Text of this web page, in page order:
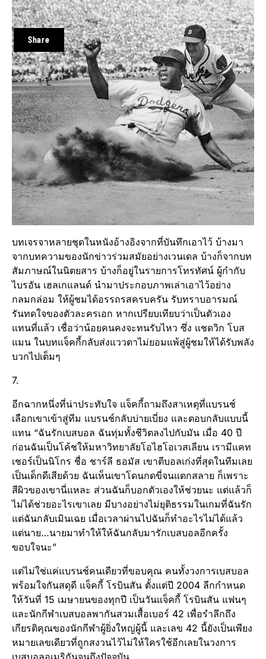
Share
บทเจรจาหลายชุดในหนังอ้างอิงจากที่บันทึกเอาไว้ บ้างมา
จากบทความของนักข่าวร่วมสมัยอย่างเวนเดล บ้างก็จากบท
สัมภาษณ์ในนิตยสาร บ้างก็อยู่ในรายการโทรทัศน์ ผู้กำกับ
ไบรอัน เฮลเกแลนด์ นำมาประกอบภาพเล่าเอาไว้อย่าง
กลมกล่อม ให้ผู้ชมได้อรรถรสครบครัน รับทราบอารมณ์
รันทดใจของตัวละครเอก หากเปรียบเทียบว่าเป็นตัวเอง
แทนที่แล้ว เชื่อว่าน้อยคนคงจะทนรับไหว ซึ่ง แชดวิก โบส
แมน ในบทแจ็คกี้กลับส่งแววตาไม่ยอมแพ้สู่ผู้ชมให้ได้รับพลัง
บวกไปเต็มๆ
7.
อีกฉากหนึ่งที่น่าประทับใจ แจ็คกี้ถามถึงสาเหตุที่แบรนช์
เลือกเขาเข้าสู่ทีม แบรนช์กลับบ่ายเบี่ยง และตอบกลับแบบนี้
แทน “ฉันรักเบสบอล ฉันทุ่มทั้งชีวิตลงไปกับมัน เมื่อ 40 ปี
ก่อนฉันเป็นโค้ชให้มหาวิทยาลัยโอไฮโอเวสเลียน เรามีแคท
เชอร์เป็นนิโกร ชื่อ ชาร์ลี ธอมัส เขาตีบอลเก่งที่สุดในทีมเลย
เป็นเด็กดีเสียด้วย ฉันเห็นเขาโดนกดขี่จนแตกสลาย ก็เพราะ
สีผิวของเขานี่แหละ ส่วนฉันก็บอกตัวเองให้ช่วยนะ แต่แล้วก็
ไม่ได้ช่วยอะไรเขาเลย มีบางอย่างไม่ยุติธรรมในเกมที่ฉันรัก
แต่ฉันกลับเมินเฉย เมื่อเวลาผ่านไปฉันก็ทำอะไรไม่ได้แล้ว
แต่นาย…นายมาทำให้ให้ฉันกลับมารักเบสบอลอีกครั้ง
ขอบใจนะ”
แต่ไม่ใช่แค่แบรนช์คนเดียวที่ขอบคุณ คนทั้งวงการเบสบอล
พร้อมใจกันสดุดี แจ็คกี้ โรบินสัน ตั้งแต่ปี 2004 ลีกกำหนด
ให้วันที่ 15 เมษายนของทุกปี เป็นวันแจ็คกี้ โรบินสัน แฟนๆ
และนักกีฬาเบสบอลพากันสวมเสื้อเบอร์ 42 เพื่อรำลึกถึง
เกียรติคุณของนักกีฬาผู้ยิ่งใหญ่ผู้นี้ และเลข 42 นี้ยังเป็นเพียง
หมายเลขเดียวที่ถูกสงวนไว้ไม่ให้ใครใช้อีกเลยในวงการ